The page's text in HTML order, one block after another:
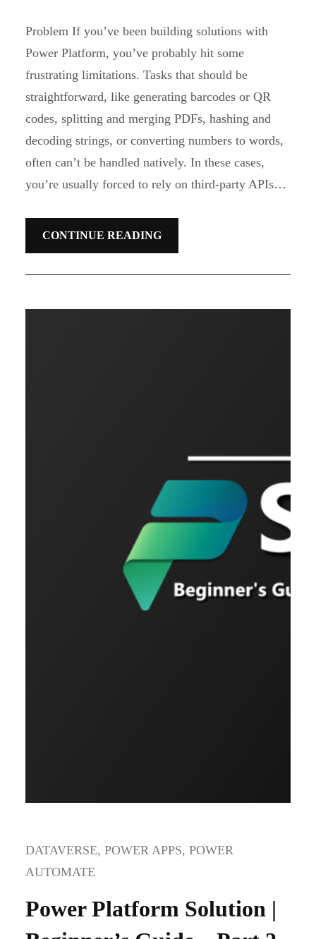
Problem If you’ve been building solutions with
Power Platform, you’ve probably hit some
frustrating limitations. Tasks that should be
straightforward, like generating barcodes or QR
codes, splitting and merging PDFs, hashing and
decoding strings, or converting numbers to words,
often can’t be handled natively. In these cases,
you’re usually forced to rely on third-party APIs…
CONTINUE READING
DATAVERSE, POWER APPS, POWER
AUTOMATE
Power Platform Solution |